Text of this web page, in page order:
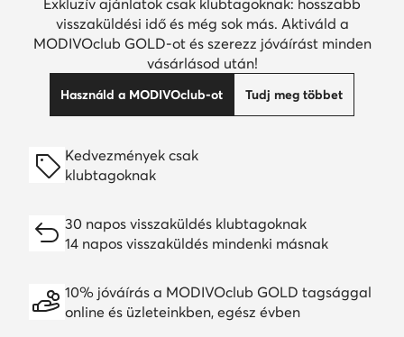
Exkluzív ajánlatok csak klubtagoknak: hosszabb
visszaküldési idő és még sok más. Aktiváld a
MODIVOclub GOLD-ot és szerezz jóváírást minden
vásárlásod után!
Használd a MODIVOclub-ot Tudj meg többet
Kedvezmények csak
klubtagoknak
30 napos visszaküldés klubtagoknak
14 napos visszaküldés mindenki másnak
10% jóváírás a MODIVOclub GOLD tagsággal
online és üzleteinkben, egész évben